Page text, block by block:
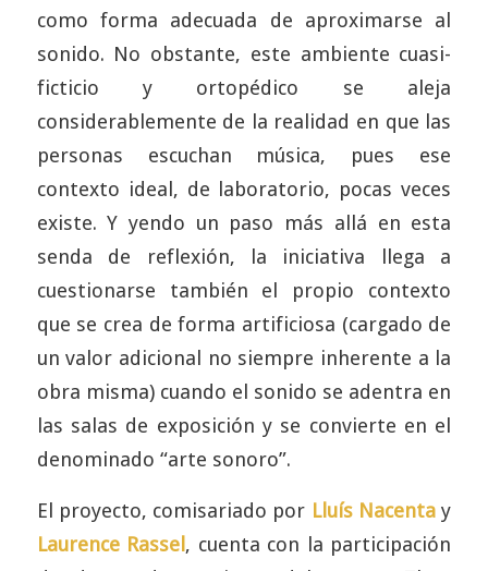
como forma adecuada de aproximarse al
sonido. No obstante, este ambiente cuasi-
ficticio y ortopédico se aleja
considerablemente de la realidad en que las
personas escuchan música, pues ese
contexto ideal, de laboratorio, pocas veces
existe. Y yendo un paso más allá en esta
senda de reflexión, la iniciativa llega a
cuestionarse también el propio contexto
que se crea de forma artificiosa (cargado de
un valor adicional no siempre inherente a la
obra misma) cuando el sonido se adentra en
las salas de exposición y se convierte en el
denominado “arte sonoro”.
El proyecto, comisariado por Lluís Nacenta y
Laurence Rassel , cuenta con la participación